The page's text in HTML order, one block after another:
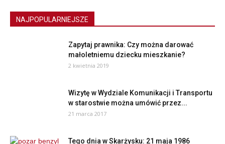
NAJPOPULARNIEJSZE
Zapytaj prawnika: Czy można darować
małoletniemu dziecku mieszkanie?
2 kwietnia 2019
Wizytę w Wydziale Komunikacji i Transportu
w starostwie można umówić przez...
21 marca 2017
Tego dnia w Skarżysku: 21 maja 1986